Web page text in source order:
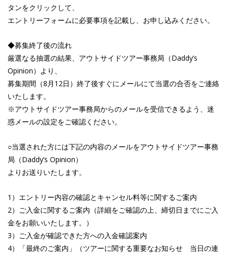
タンをクリックして、
エントリーフォームに必要事項を記載し、お申し込みください。
◆募集終了後の流れ
厳選なる抽選の結果、アウトサイドツアー事務局（Daddy’s
Opinion）より、
募集期間（8月12日）終了後すぐにメールにて当選の合否をご連絡
いたします。
※アウトサイドツアー事務局からのメールを受信できるよう、迷
惑メールの設定をご確認ください。
○当選された方には下記の内容のメールをアウトサイドツアー事務
局（Daddy’s Opinion）
よりお送りいたします。
1）エントリー内容の確認とキャンセル料等に関するご案内
2）ご入金に関するご案内（詳細をご確認の上、締切日までにご入
金をお願いいたします。）
3）ご入金が確認できた方への入金確認案内
4）「最終のご案内」（ツアーに関する重要なお知らせ 当日の連